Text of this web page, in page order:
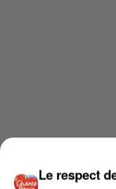
Le respect